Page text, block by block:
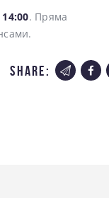
. Пряма
share: